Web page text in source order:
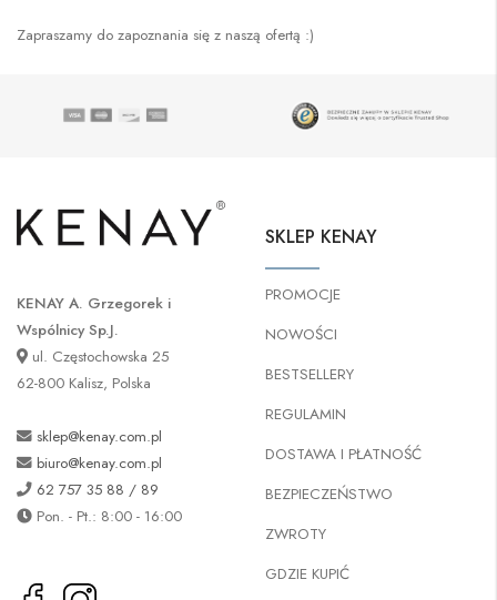
Zapraszamy do zapoznania się z naszą ofertą :)
KENAY A. Grzegorek i
Wspólnicy Sp.J.
ul. Częstochowska 25
62-800 Kalisz, Polska
sklep@kenay.com.pl
biuro@kenay.com.pl
62 757 35 88 / 89
Pon. - Pt.: 8:00 - 16:00
SKLEP KENAY
PROMOCJE
NOWOŚCI
BESTSELLERY
REGULAMIN
DOSTAWA I PŁATNOŚĆ
BEZPIECZEŃSTWO
ZWROTY
GDZIE KUPIĆ